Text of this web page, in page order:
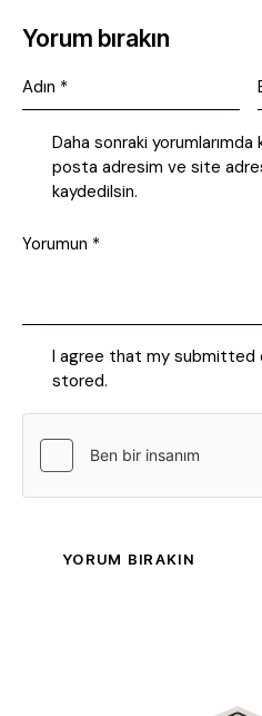
Yorum bırakın
Daha sonraki yorumlarımda
posta adresim ve site
kaydedilsin.
I agree that my submitted
stored.